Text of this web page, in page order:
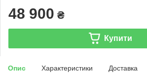
48 900 ₴
Купити
Опис Характеристики Доставка